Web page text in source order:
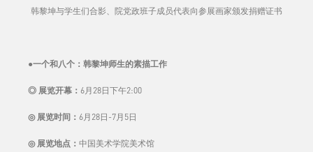
韩黎坤与学生们合影、院党政班子成员代表向参展画家颁发捐赠证书
●一个和八个：韩黎坤师生的素描工作
◎ 展览开幕： 6月28日下午2:00
◎ 展览时间： 6月28日-7月5日
◎ 展览地点： 中国美术学院美术馆